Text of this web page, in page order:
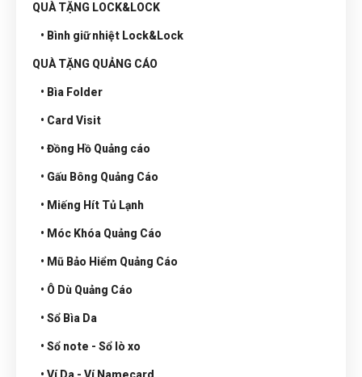
QUÀ TẶNG LOCK&LOCK
• Bình giữ nhiệt Lock&Lock
QUÀ TẶNG QUẢNG CÁO
• Bìa Folder
• Card Visit
• Đồng Hồ Quảng cáo
• Gấu Bông Quảng Cáo
• Miếng Hít Tủ Lạnh
• Móc Khóa Quảng Cáo
• Mũ Bảo Hiểm Quảng Cáo
• Ô Dù Quảng Cáo
• Sổ Bìa Da
• Sổ note - Sổ lò xo